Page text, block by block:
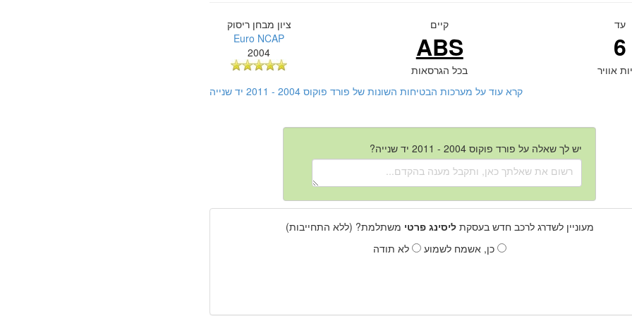
עד
6
אוויר
קיים
ABS
בכל הגרסאות
ציון מבחן ריסוק
Euro NCAP
2004
קרא עוד על מערכות הבטיחות השונות של פורד פוקוס 2004 - 2011 יד שנייה
יש לך שאלה על פורד פוקוס 2004 - 2011 יד שנייה?
מעוניין לשדרג לרכב חדש בעסקתליסינג פרטי משתלמת? (ללא התחייבות)
כן, אשמח לשמוע
לא תודה